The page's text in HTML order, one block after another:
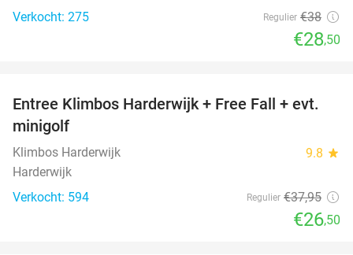
Verkocht: 275
Regulier €38
€28,50
30%
Entree Klimbos Harderwijk + Free Fall + evt.
minigolf
Klimbos Harderwijk 9.8 star
Harderwijk
Verkocht: 594
Regulier €37,95
€26,50